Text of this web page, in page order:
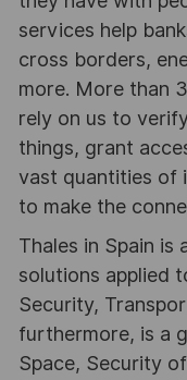
services help
cross borders,
more. More than
rely on us to
things, grant
vast quantities of
to make the
Thales in Spain is
solutions applied
Security,
furthermore, is a
Space, Security